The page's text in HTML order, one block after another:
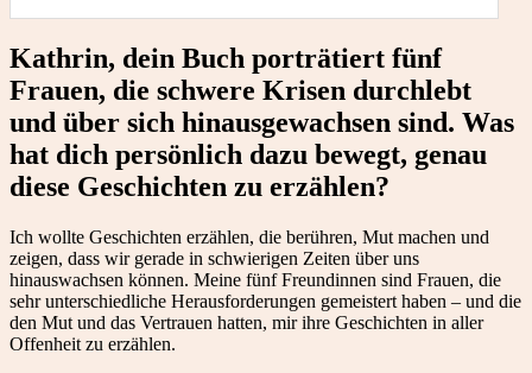
Kathrin, dein Buch porträtiert fünf
Frauen, die schwere Krisen durchlebt
und über sich hinausgewachsen sind. Was
hat dich persönlich dazu bewegt, genau
diese Geschichten zu erzählen?
Ich wollte Geschichten erzählen, die berühren, Mut machen und
zeigen, dass wir gerade in schwierigen Zeiten über uns
hinauswachsen können. Meine fünf Freundinnen sind Frauen, die
sehr unterschiedliche Herausforderungen gemeistert haben – und die
den Mut und das Vertrauen hatten, mir ihre Geschichten in aller
Offenheit zu erzählen.